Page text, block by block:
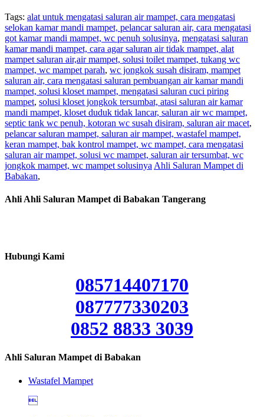
Tags: alat untuk mengatasi saluran air mampet, cara mengatasi
selokan kamar mandi mampet, pelancar saluran air, cara mengatasi
got kamar mandi mampet, wc penuh solusinya, mengatasi saluran
kamar mandi mampet, cara agar saluran air tidak mampet, alat
mampet saluran air,air mampet, solusi toilet mampet, tukang wc
mampet, wc mampet parah, wc jongkok susah disiram, mampet
saluran air, cara mengatasi saluran pembuangan air kamar mandi
mampet, solusi kloset mampet, mengatasi saluran cuci piring
mampet, solusi kloset jongkok tersumbat, atasi saluran air kamar
mandi mampet, kloset duduk tidak lancar, saluran air wc mampet,
septic tank wc penuh, kotoran wc susah disiram, saluran air macet,
pelancar saluran mampet, saluran air mampet, wastafel mampet,
keran mampet, bak kontrol mampet, wc mampet, cara mengatasi
saluran air mampet, solusi wc mampet, saluran air tersumbat, wc
jongkok mampet, wc mampet solusinya Ahli Saluran Mampet di
Babakan,
Ahli Ahli Saluran Mampet di Babakan Tangerang
Hubungi Kami
085714407170
087777330203
0852 8833 3039
Ahli Saluran Mampet di Babakan
Wastafel Mampet
